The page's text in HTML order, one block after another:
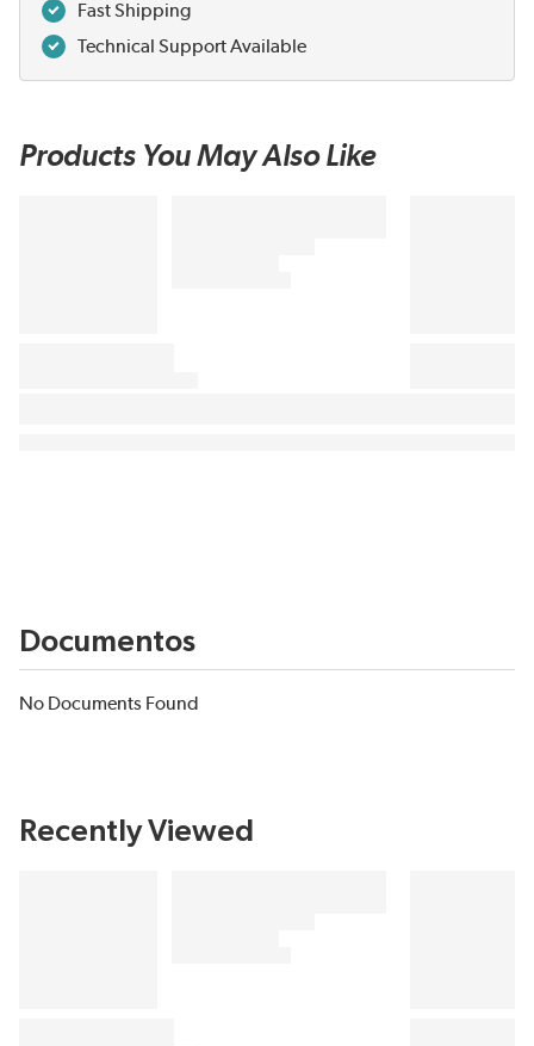
Fast Shipping
Technical Support Available
Products You May Also Like
Documentos
No Documents Found
Recently Viewed